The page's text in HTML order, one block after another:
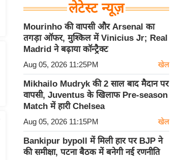
लेटेस्ट न्यूज़
Mourinho की वापसी और Arsenal का
तगड़ा ऑफर, मुश्किल में Vinicius Jr; Real
Madrid ने बढ़ाया कॉन्ट्रैक्ट
Aug 05, 2026 11:25PM खेल
Mikhailo Mudryk की 2 साल बाद मैदान पर
वापसी, Juventus के खिलाफ Pre-season
Match में हारी Chelsea
Aug 05, 2026 11:15PM खेल
Bankipur bypoll में मिली हार पर BJP ने
की समीक्षा, पटना बैठक में बनेगी नई रणनीति